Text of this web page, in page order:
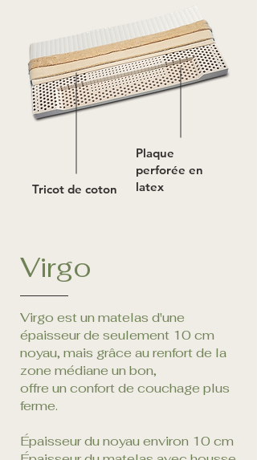
Tricot de coton
Plaque
perforée en
latex
Virgo
Virgo est un matelas d'une
épaisseur de seulement 10 cm
noyau, mais grâce au renfort de la
zone médiane un bon,
offre un confort de couchage plus
ferme.
Épaisseur du noyau environ 10 cm